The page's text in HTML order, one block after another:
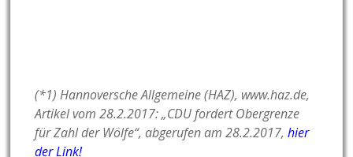
(*1) Hannoversche Allgemeine (HAZ), www.haz.de,
Artikel vom 28.2.2017: „CDU fordert Obergrenze
für Zahl der Wölfe“, abgerufen am 28.2.2017,hier
der Link!